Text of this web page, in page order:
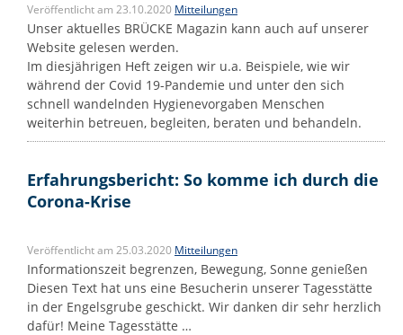
Veröffentlicht am 23.10.2020 Mitteilungen
Unser aktuelles BRÜCKE Magazin kann auch auf unserer
Website gelesen werden.
Im diesjährigen Heft zeigen wir u.a. Beispiele, wie wir
während der Covid 19-Pandemie und unter den sich
schnell wandelnden Hygienevorgaben Menschen
weiterhin betreuen, begleiten, beraten und behandeln.
Erfahrungsbericht: So komme ich durch die
Corona-Krise
Veröffentlicht am 25.03.2020 Mitteilungen
Informationszeit begrenzen, Bewegung, Sonne genießen
Diesen Text hat uns eine Besucherin unserer Tagesstätte
in der Engelsgrube geschickt. Wir danken dir sehr herzlich
dafür! Meine Tagesstätte …